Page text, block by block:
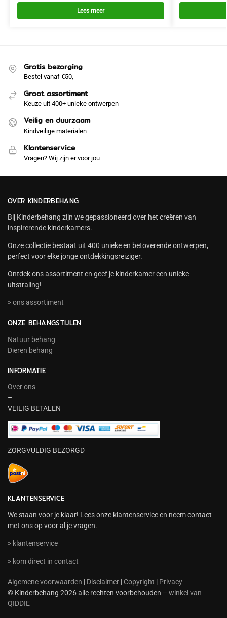
Lees meer
Gratis bezorging
Bestel vanaf €50,-
Groot assortiment
Keuze uit 400+ unieke ontwerpen
Veilig en duurzaam
Kindveilige materialen
Klantenservice
Vragen? Wij zijn er voor jou
OVER KINDERBEHANG
Bij Kinderbehang zijn we gepassioneerd over het creëren van
inspirerende kinderkamers.
Onze collectie bestaat uit 400 unieke en betoverende ontwerpen,
perfect voor elke jonge ontdekkingsreiziger.
Ontdek ons assortiment en geef je kinderkamer een unieke
uitstraling!
> ons assortiment
ONZE BEHANGSTIJLEN
Natuur behang
Dieren behang
INFORMATIE
Over ons
–
VEILIG BETALEN
ZORGVULDIG BEZORGD
KLANTENSERVICE
We staan voor je klaar! Lees onze klantenservice en neem contact
met ons op voor al je vragen.
> klantenservice
> kom direct in contact
Algemene voorwaarden | Disclaimer | Copyright | Privacy
© Kinderbehang 2026 alle rechten voorbehouden – winkel van
QIDDIE